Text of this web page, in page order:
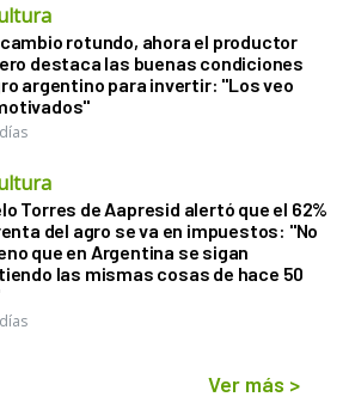
cambio rotundo, ahora el productor
destaca las buenas condiciones
argentino para invertir: "Los veo
Torres de Aapresid alertó que el 62%
del agro se va en impuestos: "No
que en Argentina se sigan
las mismas cosas de hace 50
Ver más >